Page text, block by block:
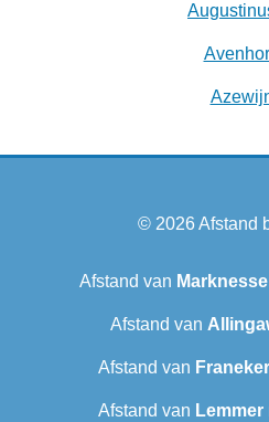
© 2026Afstand
Afstand van Marknesse
Afstand van
Afstand van Franeker
Afstand van Lemmer